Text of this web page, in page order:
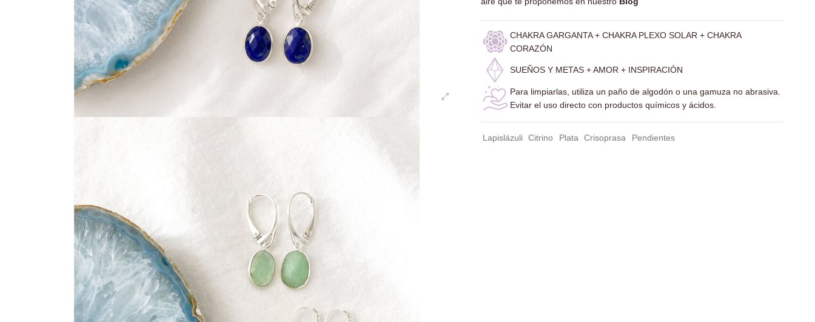
CHAKRA GARGANTA + CHAKRA PLEXO SOLAR + CHAKRA
CORAZÓN
SUEÑOS Y METAS + AMOR + INSPIRACIÓN
Para limpiarlas, utiliza un paño de algodón o una gamuza no abrasiva.
Evitar el uso directo con productos químicos y ácidos.
Lapislázuli Citrino Plata Crisoprasa Pendientes